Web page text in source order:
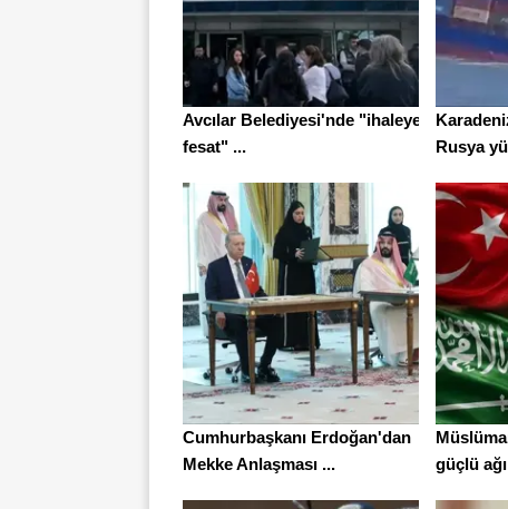
Avcılar Belediyesi'nde "ihaleye
fesat" ...
Rusya
Cumhurbaşkanı Erdoğan'dan
Mekke Anlaşması ...
güçlü